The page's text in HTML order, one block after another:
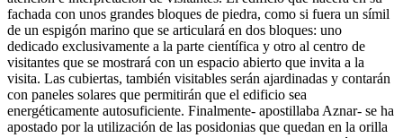
fachada con unos grandes bloques de piedra, como si fuera un símil
de un espigón marino que se articulará en dos bloques: uno
dedicado exclusivamente a la parte científica y otro al centro de
visitantes que se mostrará con un espacio abierto que invita a la
visita. Las cubiertas, también visitables serán ajardinadas y contarán
con paneles solares que permitirán que el edificio sea
energéticamente autosuficiente. Finalmente- apostillaba Aznar- se ha
apostado por la utilización de las posidonias que quedan en la orilla